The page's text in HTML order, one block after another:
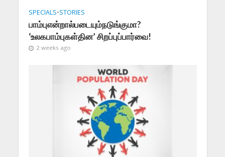
SPECIALS•STORIES
பாம்புஎன்றால்படையும்நடுங்குமா?
‘உலகபாம்புகள்தின’ சிறப்புப்பார்வை!
2 weeks ago